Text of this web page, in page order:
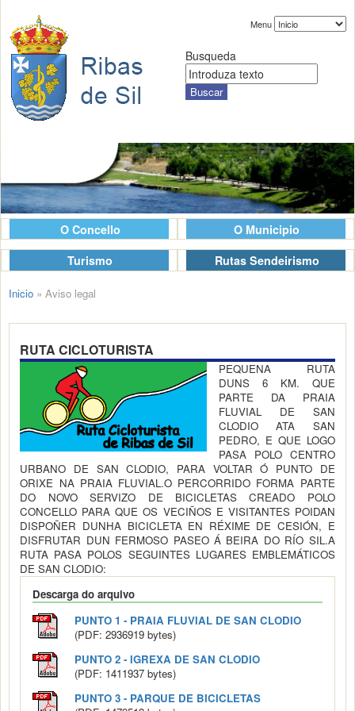
Menu
Busqueda
O Concello
O Municipio
Turismo
Rutas Sendeirismo
Inicio » Aviso legal
RUTA CICLOTURISTA
PEQUENA RUTA
DUNS 6 KM. QUE
PARTE DA PRAIA
FLUVIAL DE SAN
CLODIO ATA SAN
PEDRO, E QUE LOGO
PASA POLO CENTRO
URBANO DE SAN CLODIO, PARA VOLTAR Ó PUNTO DE
ORIXE NA PRAIA FLUVIAL.O PERCORRIDO FORMA PARTE
DO NOVO SERVIZO DE BICICLETAS CREADO POLO
CONCELLO PARA QUE OS VECIÑOS E VISITANTES POIDAN
DISPOÑER DUNHA BICICLETA EN RÉXIME DE CESIÓN, E
DISFRUTAR DUN FERMOSO PASEO Á BEIRA DO RÍO SIL.A
RUTA PASA POLOS SEGUINTES LUGARES EMBLEMÁTICOS
DE SAN CLODIO:
Descarga do arquivo
PUNTO 1 - PRAIA FLUVIAL DE SAN CLODIO
(PDF: 2936919 bytes)
PUNTO 2 - IGREXA DE SAN CLODIO
(PDF: 1411937 bytes)
PUNTO 3 - PARQUE DE BICICLETAS